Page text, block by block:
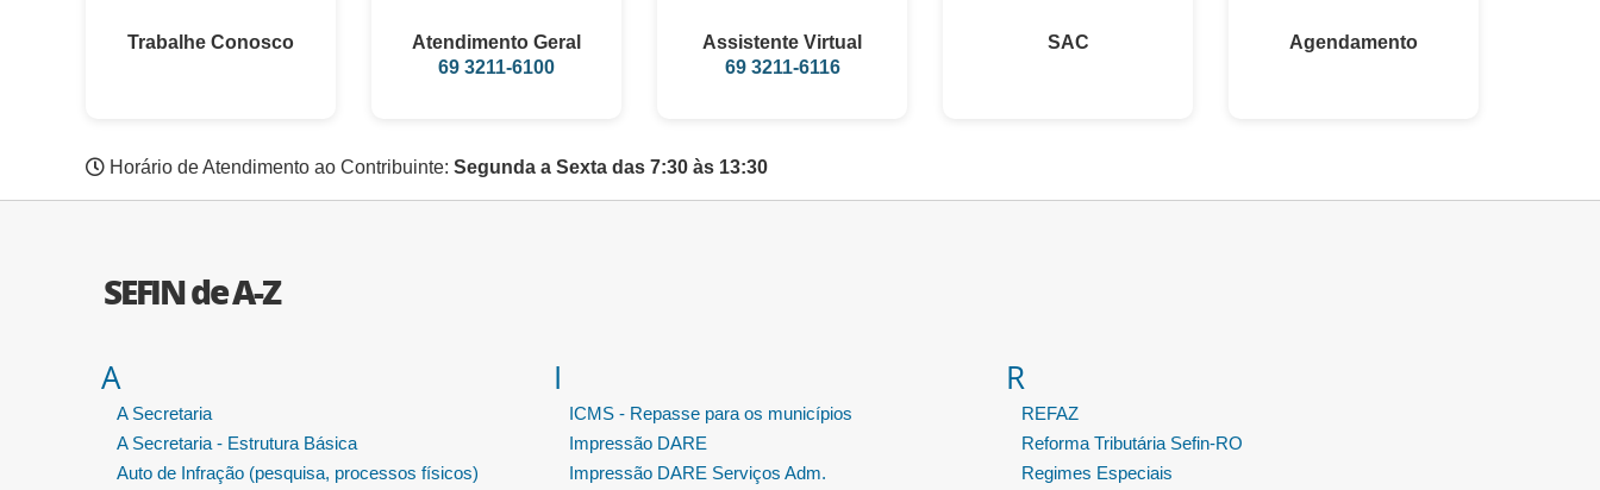
Trabalhe Conosco
Atendimento Geral
69 3211-6100
Assistente Virtual
69 3211-6116
SAC Agendamento
Horário de Atendimento ao Contribuinte: Segunda a Sexta das 7:30 às 13:30
SEFIN de A-Z
A
A Secretaria
A Secretaria - Estrutura Básica
Auto de Infração (pesquisa, processos físicos)
I
ICMS - Repasse para os municípios
Impressão DARE
Impressão DARE Serviços Adm.
R
REFAZ
Reforma Tributária Sefin-RO
Regimes Especiais